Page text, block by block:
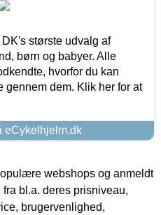
største udvalg af
børn og babyer. Alle
hvorfor du kan
dem. Klik her for at
eCykelhjelm.dk
webshops og anmeldt
bl.a. deres prisniveau,
brugervenlighed,